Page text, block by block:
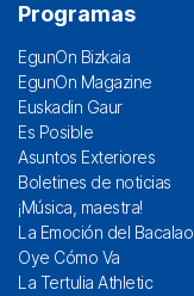
Programas
EgunOn Bizkaia
EgunOn Magazine
Euskadin Gaur
Es Posible
Asuntos Exteriores
Boletines de noticias
¡Música, maestra!
La Emoción del Bacalao
Oye Cómo Va
La Tertulia Athletic